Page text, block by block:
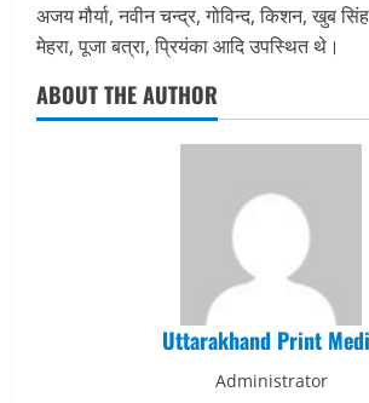
अजय मौर्या, नवीन चन्द्र, गोविन्द, किशन, खुब
मेहरा, पूजा बत्रा, प्रियंका आदि उपस्थित थे।
ABOUT THE AUTHOR
Uttarakhand Print
Administrator